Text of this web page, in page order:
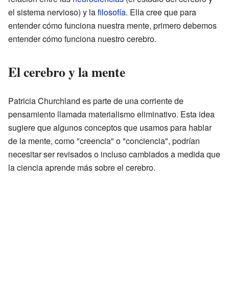
el sistema nervioso) y lafilosofía. Ella cree que para
entender cómo funciona nuestra mente, primero debemos
entender cómo funciona nuestro cerebro.
El cerebro y la mente
Patricia Churchland es parte de una corriente de
pensamiento llamada materialismo eliminativo. Esta idea
sugiere que algunos conceptos que usamos para hablar
de la mente, como "creencia" o "conciencia", podrían
necesitar ser revisados o incluso cambiados a medida que
la ciencia aprende más sobre el cerebro.